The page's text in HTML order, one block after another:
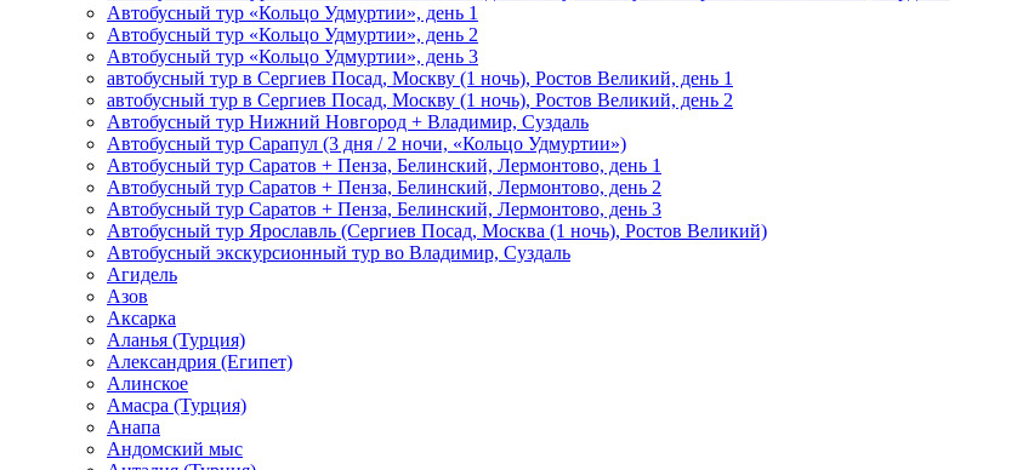
Автобусный тур «Кольцо Удмуртии», день 1
Автобусный тур «Кольцо Удмуртии», день 2
Автобусный тур «Кольцо Удмуртии», день 3
автобусный тур в Сергиев Посад, Москву (1 ночь), Ростов Великий, день 1
автобусный тур в Сергиев Посад, Москву (1 ночь), Ростов Великий, день 2
Автобусный тур Нижний Новгород + Владимир, Суздаль
Автобусный тур Сарапул (3 дня / 2 ночи, «Кольцо Удмуртии»)
Автобусный тур Саратов + Пенза, Белинский, Лермонтово, день 1
Автобусный тур Саратов + Пенза, Белинский, Лермонтово, день 2
Автобусный тур Саратов + Пенза, Белинский, Лермонтово, день 3
Автобусный тур Ярославль (Сергиев Посад, Москва (1 ночь), Ростов Великий)
Автобусный экскурсионный тур во Владимир, Суздаль
Агидель
Азов
Аксарка
Аланья (Турция)
Александрия (Египет)
Алинское
Амасра (Турция)
Анапа
Андомский мыс